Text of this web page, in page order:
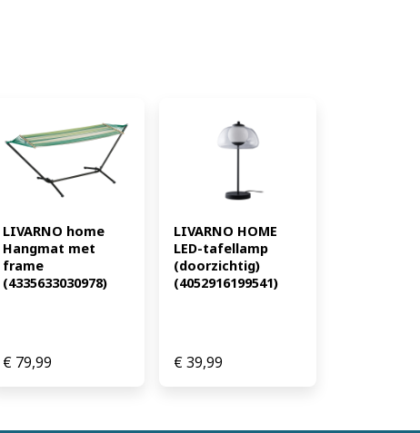
ca. B 80 x H 101,5 x D 48
LIVARNO home
Hangmat met
frame
(4335633030978)
€79,99
LIVARNO HOME
LED-tafellamp
(doorzichtig)
(4052916199541)
€39,99